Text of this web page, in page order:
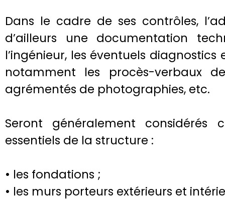
Dans le cadre de ses contrôles,
d’ailleurs une documentation
l’ingénieur, les éventuels
notamment les procès-verbaux
agrémentés de photographies, etc.
Seront généralement considérés
essentiels de la structure :
• les fondations ;
• les murs porteurs extérieurs et